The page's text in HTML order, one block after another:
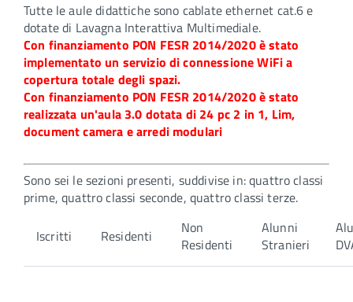
Tutte le aule didattiche sono cablate ethernet cat.6 e
dotate di Lavagna Interattiva Multimediale.
Con finanziamento PON FESR 2014/2020 è stato
implementato un servizio di connessione WiFi a
copertura totale degli spazi.
Con finanziamento PON FESR 2014/2020 è stato
realizzata un'aula 3.0 dotata di 24 pc 2 in 1, Lim,
document camera e arredi modulari
Sono sei le sezioni presenti, suddivise in: quattro classi
prime, quattro classi seconde, quattro classi terze.
Iscritti Residenti
Non
Residenti
Alunni
Stranieri